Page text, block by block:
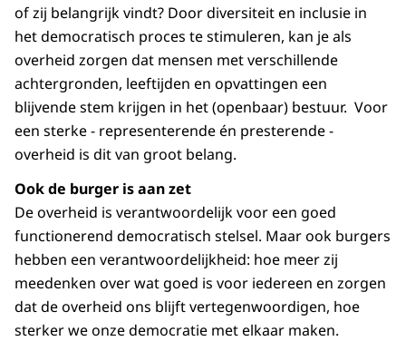
of zij belangrijk vindt? Door diversiteit en inclusie in
het democratisch proces te stimuleren, kan je als
overheid zorgen dat mensen met verschillende
achtergronden, leeftijden en opvattingen een
blijvende stem krijgen in het (openbaar) bestuur. Voor
een sterke - representerende én presterende -
overheid is dit van groot belang.
Ook de burger is aan zet
De overheid is verantwoordelijk voor een goed
functionerend democratisch stelsel. Maar ook burgers
hebben een verantwoordelijkheid: hoe meer zij
meedenken over wat goed is voor iedereen en zorgen
dat de overheid ons blijft vertegenwoor­digen, hoe
sterker we onze democratie met elkaar maken.